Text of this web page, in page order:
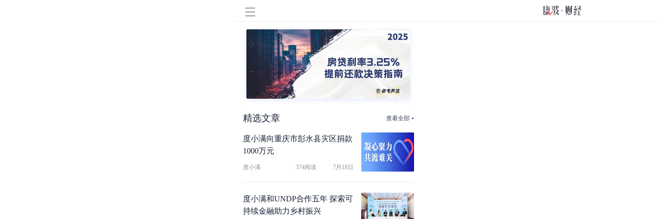
精选文章 查看全部
度小满向重庆市彭水县灾区捐款
1000万元
度小满 374阅读 7月18日
度小满和UNDP合作五年 探索可
持续金融助力乡村振兴